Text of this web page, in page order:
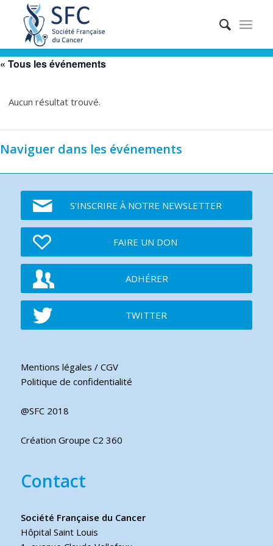
« Tous les événements
Aucun résultat trouvé.
Naviguer dans les événements
S'INSCRIRE À NOTRE NEWSLETTER
FAIRE UN DON
ADHÉRER
TWITTER
Mentions légales / CGV
Politique de confidentialité
@SFC 2018
Création Groupe C2 360
Contact
Société Française du Cancer
Hôpital Saint Louis